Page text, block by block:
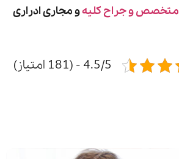
متخصص و جراح کلیهو مجاری ادراری
4.5/5 - (181 امتیاز)